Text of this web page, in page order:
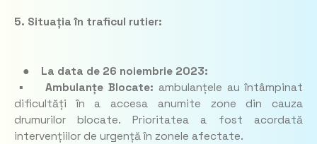
5. Situația în traficul rutier:
● La data de 26 noiembrie 2023:
▪ Ambulanțe Blocate: ambulanțele au întâmpinat
dificultăți în a accesa anumite zone din cauza
drumurilor blocate. Prioritatea a fost acordată
intervențiilor de urgență în zonele afectate.